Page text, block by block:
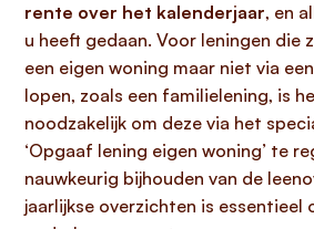
rente over het kalenderjaar, en
u heeft gedaan. Voor leningen die
een eigen woning maar niet via
lopen, zoals een familielening, is
noodzakelijk om deze via het
‘Opgaaf lening eigen woning’ te
nauwkeurig bijhouden van de
jaarlijkse overzichten is essentieel